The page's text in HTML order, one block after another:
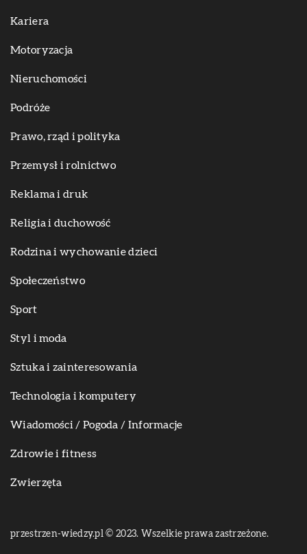
Kariera
Motoryzacja
Nieruchomości
Podróże
Prawo, rząd i polityka
Przemysł i rolnictwo
Reklama i druk
Religia i duchowość
Rodzina i wychowanie dzieci
Społeczeństwo
Sport
Styl i moda
Sztuka i zainteresowania
Technologia i komputery
Wiadomości / Pogoda / Informacje
Zdrowie i fitness
Zwierzęta
przestrzen-wiedzy.pl © 2023. Wszelkie prawa zastrzeżone.